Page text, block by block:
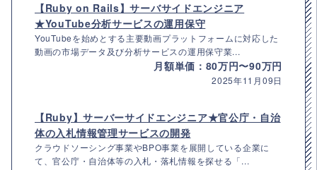
【Ruby on Rails】サーバサイドエンジニア
★YouTube分析サービスの運用保守
YouTubeを始めとする主要動画プラットフォームに対応した
動画の市場データ及び分析サービスの運用保守業...
月額単価：80万円〜90万円
2025年11月09日
【Ruby】サーバーサイドエンジニア★官公庁・自治
体の入札情報管理サービスの開発
クラウドソーシング事業やBPO事業を展開している企業に
て、官公庁・自治体等の入札・落札情報を探せる「...